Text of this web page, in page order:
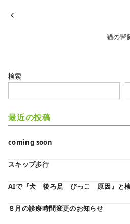
猫の腎
検索
最近の投稿
coming soon
スキップ歩行
AIで『犬 後ろ足 びっこ 原因』と検
８月の診療時間変更のお知らせ